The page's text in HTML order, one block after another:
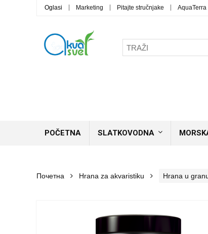
Oglasi Marketing Pitajte stručnjake
POČETNA SLATKOVODNA
Почетна Hrana za akvaristiku Hrana u